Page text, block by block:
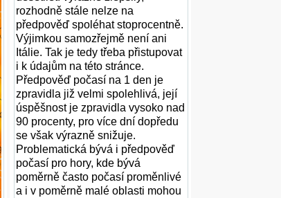
rozhodně stále nelze na
předpověď spoléhat stoprocentně.
Výjimkou samozřejmě není ani
Itálie. Tak je tedy třeba přistupovat
i k údajům na této stránce.
Předpověď počasí na 1 den je
zpravidla již velmi spolehlivá, její
úspěšnost je zpravidla vysoko nad
90 procenty, pro více dní dopředu
se však výrazně snižuje.
Problematická bývá i předpověď
počasí pro hory, kde bývá
poměrně často počasí proměnlivé
a i v poměrně malé oblasti mohou